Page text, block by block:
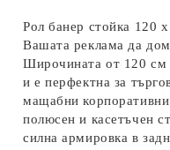
Рол банер стойка 120
Вашата реклама да
Широчината от 120 см
и е перфектна за
мащабни
полюсен и касетъчен
силна армировка в